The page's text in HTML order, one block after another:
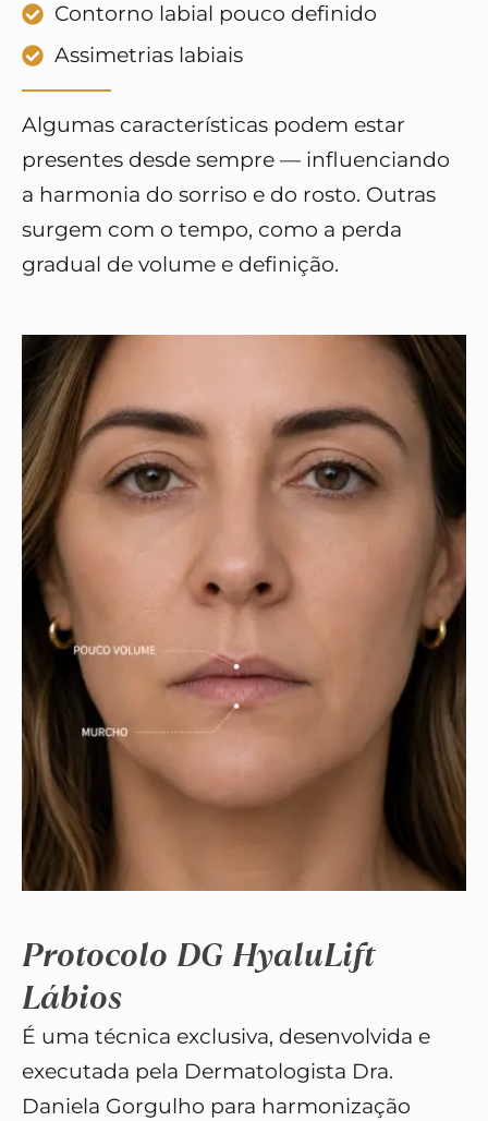
Contorno labial pouco definido
Assimetrias labiais
Algumas características podem estar
presentes desde sempre — influenciando
a harmonia do sorriso e do rosto. Outras
surgem com o tempo, como a perda
gradual de volume e definição.
Protocolo DG HyaluLift
Lábios
É uma técnica exclusiva, desenvolvida e
executada pela Dermatologista Dra.
Daniela Gorgulho para harmonização